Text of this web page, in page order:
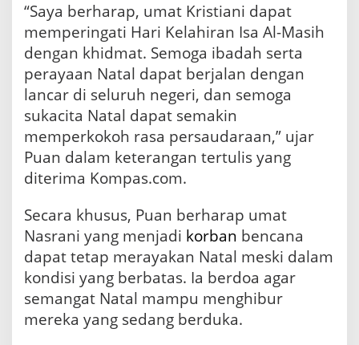
t
a
s
d
a
E
p
a
t
“Saya berharap, umat Kristiani dapat
memperingati Hari Kelahiran Isa Al-Masih
dengan khidmat. Semoga ibadah serta
perayaan Natal dapat berjalan dengan
lancar di seluruh negeri, dan semoga
sukacita Natal dapat semakin
memperkokoh rasa persaudaraan,” ujar
Puan dalam keterangan tertulis yang
diterima Kompas.com.
Secara khusus, Puan berharap umat
Nasrani yang menjadi korban bencana
dapat tetap merayakan Natal meski dalam
kondisi yang berbatas. Ia berdoa agar
semangat Natal mampu menghibur
mereka yang sedang berduka.